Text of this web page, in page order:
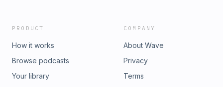
PRODUCT
How it works
Browse podcasts
Your library
COMPANY
About Wave
Privacy
Terms